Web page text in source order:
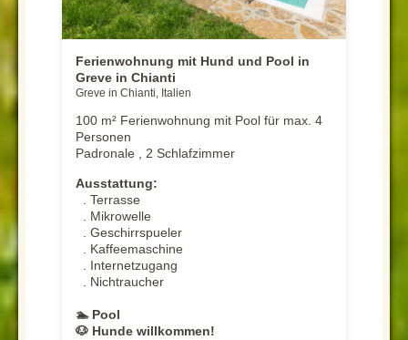
Ferienwohnung mit Hund und Pool in
Greve in Chianti
Greve in Chianti, Italien
100 m² Ferienwohnung mit Pool für max. 4
Personen
Padronale , 2 Schlafzimmer
Ausstattung:
. Terrasse
. Mikrowelle
. Geschirrspueler
. Kaffeemaschine
. Internetzugang
. Nichtraucher
🏊 Pool
🐶 Hunde willkommen!